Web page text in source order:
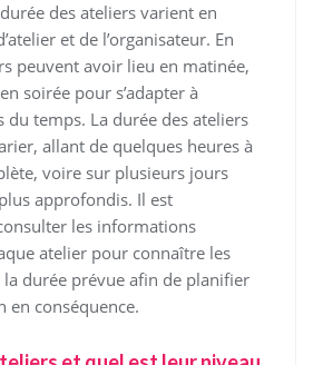
des ateliers varient en
et de l’organisateur. En
peuvent avoir lieu en matinée,
soirée pour s’adapter à
temps. La durée des ateliers
allant de quelques heures à
voire sur plusieurs jours
approfondis. Il est
les informations
atelier pour connaître les
la durée prévue afin de planifier
conséquence.